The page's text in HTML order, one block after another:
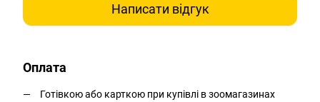
Написати відгук
Оплата
Готівкою або карткою при купівлі в зоомагазинах